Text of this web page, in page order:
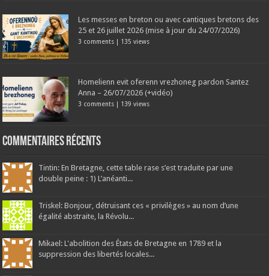
Les messes en breton ou avec cantiques bretons des
25 et 26 juillet 2026 (mise à jour du 24/07/2026)
3 comments | 135 views
Homelienn evit oferenn vrezhoneg pardon Santez
Anna – 26/07/2026 (+vidéo)
3 comments | 139 views
Commentaires récents
Tintin: En Bretagne, cette table rase s’est traduite par une
double peine : 1) L’anéanti...
Triskel: Bonjour, détruisant ces « privilèges » au nom d’une
égalité abstraite, la Révolu...
Mikael: L'abolition des États de Bretagne en 1789 et la
suppression des libertés locales...